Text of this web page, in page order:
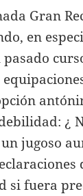
Gran
en
¿
jugoso
si fuera